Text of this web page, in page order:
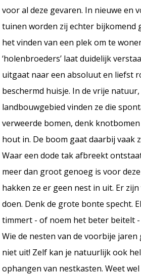
voor al deze gevaren. In nieuwe en
tuinen worden zij echter bijkomend
het vinden van een plek om te
‘holenbroeders’ laat duidelijk
uitgaat naar een absoluut en liefst
beschermd huisje. In de vrije
landbouwgebied vinden ze die
verweerde bomen, denk
hout in. De boom gaat daarbij vaak
Waar een dode tak afbreekt
meer dan groot genoeg is voor
hakken ze er geen nest in uit. Er
doen. Denk de grote bonte specht.
timmert - of noem het beter beitelt
Wie de nesten van de voorbije
niet uit! Zelf kan je natuurlijk ook
ophangen van nestkasten. Weet